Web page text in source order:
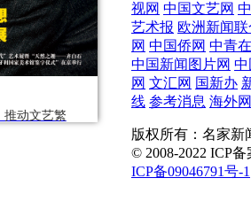
推动文艺繁
视网 中国文艺网
艺术报 欧洲新闻
网 中国侨网 中青
中国新闻图片网 中
网 文汇网 国新办
线 参考消息 海外网
版权所有：名家新
© 2008-2022 ICP
ICP备09046791号-1